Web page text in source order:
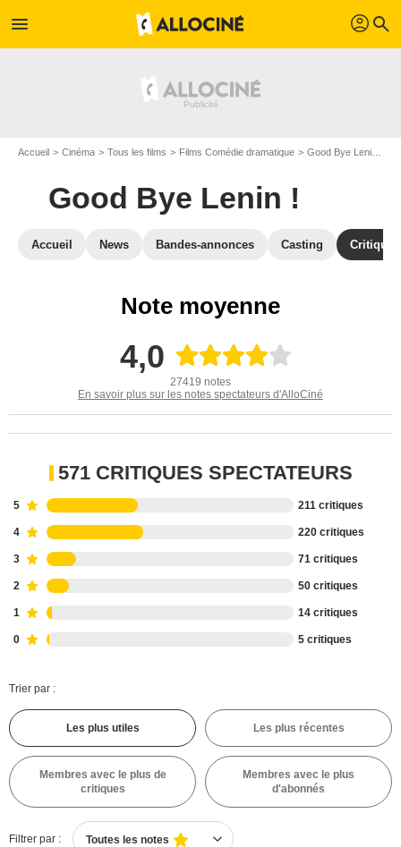
menu profil search
Accueil Cinéma Tous les films Films Comédie dramatique Good Bye Lenin !
Good Bye Lenin !
Accueil News Bandes-annonces Casting
Note moyenne
4,0
27419 notes
En savoir plus sur les notes spectateurs d'AlloCiné
571 CRITIQUES SPECTATEURS
5 211 critiques
4 220 critiques
3 71 critiques
2 50 critiques
1 14 critiques
0 5 critiques
Trier par :
Les plus utiles Les plus récentes
Membres avec le plus de
critiques
Membres avec le plus
d'abonnés
Filtrer par : Toutes les notes